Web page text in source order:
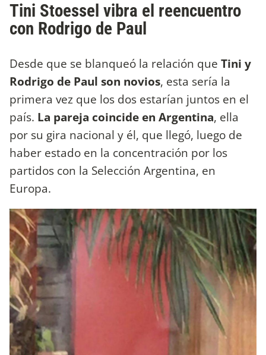
Tini Stoessel vibra el reencuentro
con Rodrigo de Paul
Desde que se blanqueó la relación que Tini y
Rodrigo de Paul son novios, esta sería la
primera vez que los dos estarían juntos en el
país. La pareja coincide en Argentina, ella
por su gira nacional y él, que llegó, luego de
haber estado en la concentración por los
partidos con la Selección Argentina, en
Europa.